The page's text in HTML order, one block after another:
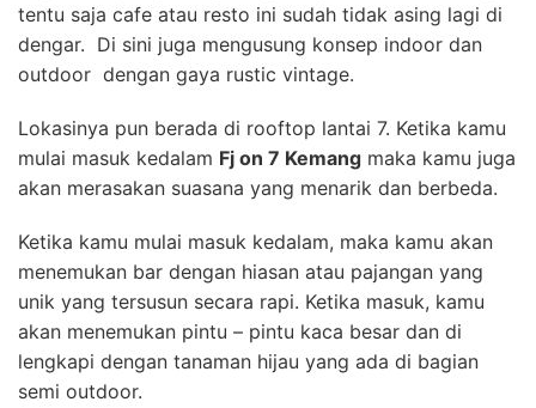
tentu saja cafe atau resto ini sudah tidak asing lagi di
dengar. Di sini juga mengusung konsep indoor dan
outdoor dengan gaya rustic vintage.
Lokasinya pun berada di rooftop lantai 7. Ketika kamu
mulai masuk kedalam Fj on 7 Kemang maka kamu juga
akan merasakan suasana yang menarik dan berbeda.
Ketika kamu mulai masuk kedalam, maka kamu akan
menemukan bar dengan hiasan atau pajangan yang
unik yang tersusun secara rapi. Ketika masuk, kamu
akan menemukan pintu – pintu kaca besar dan di
lengkapi dengan tanaman hijau yang ada di bagian
semi outdoor.